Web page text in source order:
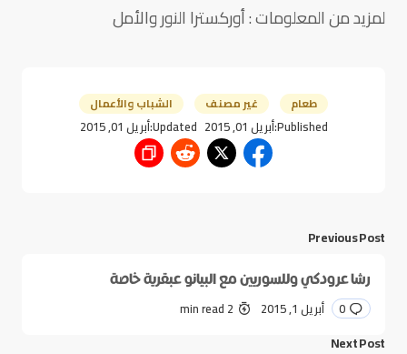
لمزيد من المعلومات : أوركسترا النور والأمل
طعام غير مصنف الشباب والأعمال
Published:أبريل 01, 2015 Updated:أبريل 01, 2015
Previous Post
رشا عرودكي وللسوريين مع البيانو عبقرية خاصة
0 أبريل 1, 2015 2 min read
Next Post